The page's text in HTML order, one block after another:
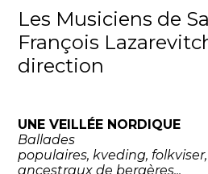
Les Musiciens de
François
direction
UNE VEILLÉE NORDIQUE
Ballades
populaires,kveding,
ancestraux de bergères...